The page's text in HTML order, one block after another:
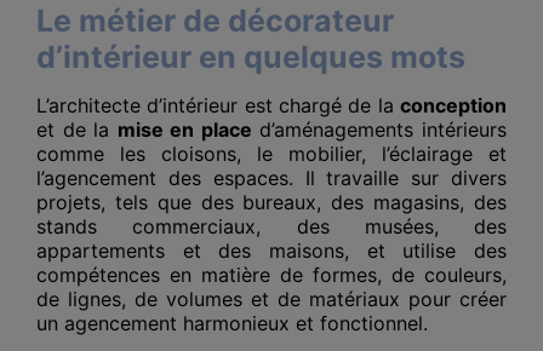
Le métier de décorateur
d’intérieur en quelques mots
L’architecte d’intérieur est chargé de la conception
et de la mise en place d’aménagements intérieurs
comme les cloisons, le mobilier, l’éclairage et
l’agencement des espaces. Il travaille sur divers
projets, tels que des bureaux, des magasins, des
stands commerciaux, des musées, des
appartements et des maisons, et utilise des
compétences en matière de formes, de couleurs,
de lignes, de volumes et de matériaux pour créer
un agencement harmonieux et fonctionnel.